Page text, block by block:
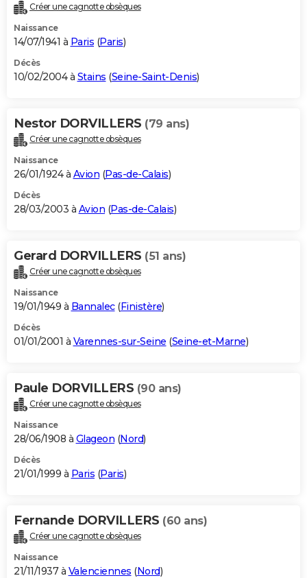
Créer une cagnotte obsèques
Naissance
14/07/1941 à Paris (Paris)
Décès
10/02/2004 à Stains (Seine-Saint-Denis)
Nestor DORVILLERS (79 ans)
Créer une cagnotte obsèques
Naissance
26/01/1924 à Avion (Pas-de-Calais)
Décès
28/03/2003 à Avion (Pas-de-Calais)
Gerard DORVILLERS (51 ans)
Créer une cagnotte obsèques
Naissance
19/01/1949 à Bannalec(Finistère)
Décès
01/01/2001 à Varennes-sur-Seine (Seine-et-Marne)
Paule DORVILLERS (90 ans)
Créer une cagnotte obsèques
Naissance
28/06/1908 à Glageon (Nord)
Décès
21/01/1999 à Paris (Paris)
Fernande DORVILLERS (60 ans)
Créer une cagnotte obsèques
Naissance
21/11/1937 à Valenciennes (Nord)